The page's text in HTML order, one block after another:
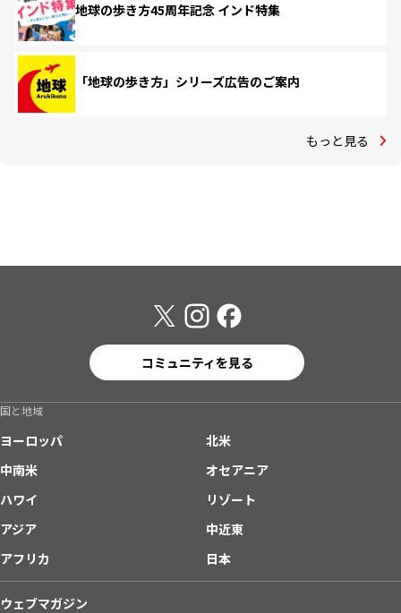
地球の歩き方45周年記念 インド特集
「地球の歩き方」シリーズ広告のご案内
もっと見る
コミュニティを見る
国と地域
ヨーロッパ
北米
中南米
オセアニア
ハワイ
リゾート
アジア
中近東
アフリカ
日本
ウェブマガジン